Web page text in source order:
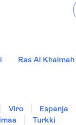
Ras Al Khaimah
Viro Espanja
Turkki